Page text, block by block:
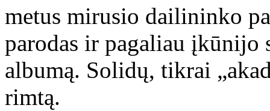
metus mirusio dailininko
parodas ir pagaliau įkūnijo
albumą. Solidų, tikrai
rimtą.